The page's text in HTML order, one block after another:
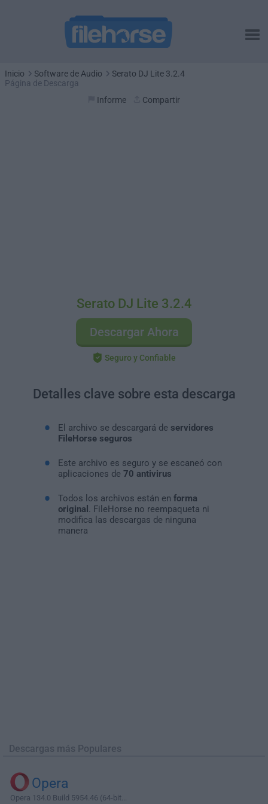
Inicio Software de Audio
Serato DJ Lite 3.2.4
Página de Descarga
Informe
Compartir
Serato DJ Lite 3.2.4
Descargar Ahora
Seguro y Confiable
Detalles clave sobre esta descarga
El archivo se descargará de servidores
FileHorse seguros
Este archivo es seguro y se escaneó con
aplicaciones de 70 antivirus
Todos los archivos están en forma
original
. FileHorse no reempaqueta ni
modifica las descargas de ninguna
manera
Descargas más Populares
Opera
Opera 134.0 Build 5954.46 (64-bit...